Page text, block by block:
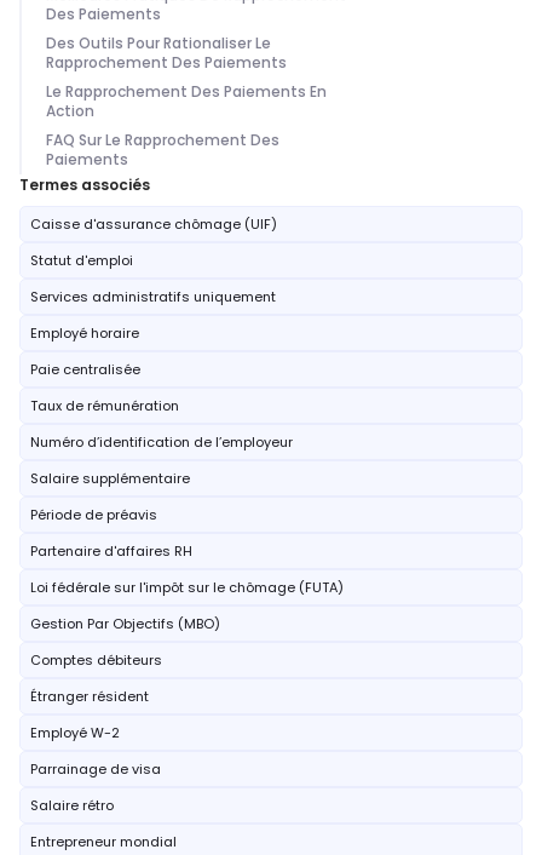
Des Paiements
Des Outils Pour Rationaliser Le
Rapprochement Des Paiements
Le Rapprochement Des Paiements En
Action
FAQ Sur Le Rapprochement Des
Paiements
Termes associés
Caisse d'assurance chômage (UIF)
Statut d'emploi
Services administratifs uniquement
Employé horaire
Paie centralisée
Taux de rémunération
Numéro d’identification de l’employeur
Salaire supplémentaire
Période de préavis
Partenaire d'affaires RH
Loi fédérale sur l'impôt sur le chômage (FUTA)
Gestion Par Objectifs (MBO)
Comptes débiteurs
Étranger résident
Employé W-2
Parrainage de visa
Salaire rétro
Entrepreneur mondial